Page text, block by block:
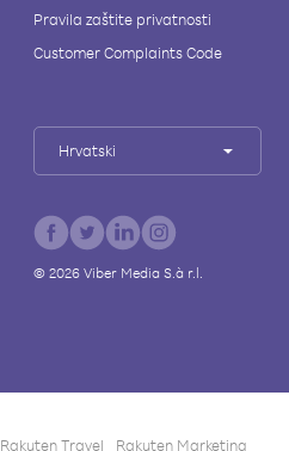
Pravila zaštite privatnosti
Customer Complaints Code
Hrvatski
© 2026Viber Media S.à r.l.
Rakuten Travel Rakuten Marketing